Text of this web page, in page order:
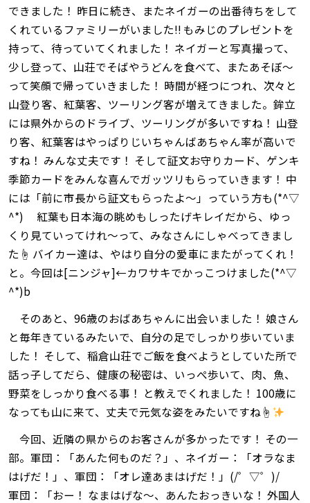
できました！ 昨日に続き、またネイガーの出番待ちをして
くれているファミリーがいました‼ もみじのプレゼントを
持って、待っていてくれました！ ネイガーと写真撮って、
少し登って、山荘でそばやうどんを食べて、またあそぼ～
って笑顔で帰っていきました！ 時間が経つにつれ、次々と
山登り客、紅葉客、ツーリング客が増えてきました。鉾立
には県外からのドライブ、ツーリングが多いですね！ 山登
り客、紅葉客はやっぱりじいちゃんばあちゃん率が高いで
すね！ みんな丈夫です！ そして証文お守りカード、ゲンキ
季節カードをみんな喜んでガッツリもらっていきます！ 中
には「前に市長から証文もらったよ～」っていう方も(*^▽
^*) 紅葉も日本海の眺めもしったげキレイだから、ゆっ
くり見ていってけれ～って、みなさんにしゃべってきまし
た☝ バイカー達は、やはり自分の愛車にまたがってくれ！
と。今回は[ニンジャ]←カワサキでかっこつけました(*^▽
^*)b
そのあと、96歳のおばあちゃんに出会いました！ 娘さん
と毎年きているみたいで、自分の足でしっかり歩いていま
した！ そして、稲倉山荘でご飯を食べようとしていた所で
話っ子してだら、健康の秘密は、いっぺ歩いて、肉、魚、
野菜をしっかり食べる事！ と教えでくれました！ 100歳に
なっても山に来て、丈夫で元気な姿をみたいですね☝
今回、近隣の県からのお客さんが多かったです！ その一
部。軍団：「あんた何ものだ？」、ネイガー：「オラなま
はげだ！」、軍団：「オレ達あまはげだ！」(/゜▽゜)/
軍団：「おー！ なまはげな～、あんたおっきいな！ 外国人